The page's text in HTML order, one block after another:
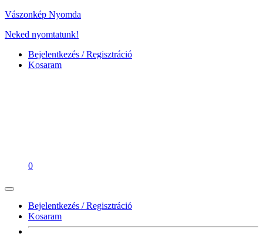
Vászonkép Nyomda
Neked nyomtatunk!
Bejelentkezés / Regisztráció
Kosaram
0
Bejelentkezés / Regisztráció
Kosaram